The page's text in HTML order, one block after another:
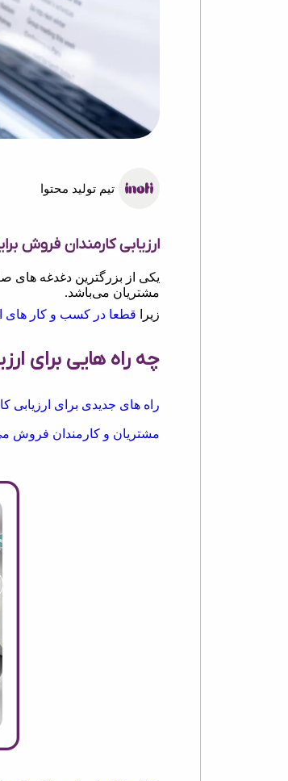
تیم تولید محتوا
ارزیابی کارمندان فروش
یکی از بزرگترین دغدغه های
مشتریان می‌باشد.
زیرا قطعا در کسب و کار های
چه راه هایی برای
راه های جدیدی برای ارزیابی
مشتریان و کارمندان فروش